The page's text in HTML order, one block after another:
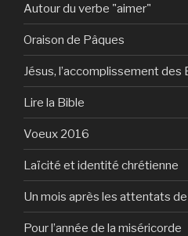
Autour du verbe "aimer"
Oraison de Pâques
Jésus, l’accomplissement des
Lire la Bible
Voeux 2016
Laïcité et identité chrétienne
Un mois après les attentats
Pour l’année de la miséricorde